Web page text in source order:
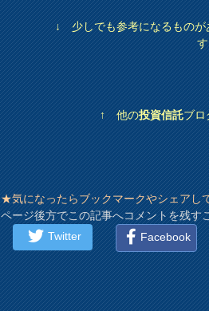
↓ 少しでも参考になるものがあ
↑ 他の投資信託ブロ
★気になったらブックマークやシェアし
ページ後方でこの記事へコメントを残す
Twitter
Facebook